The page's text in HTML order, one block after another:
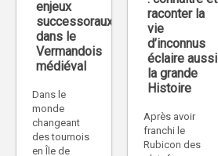
enjeux
successoraux
dans le
Vermandois
médiéval
Dans le
monde
changeant
des tournois
en Île de
raconter la
vie
d’inconnus
éclaire aussi
la grande
Histoire
Après avoir
franchi le
Rubicon des